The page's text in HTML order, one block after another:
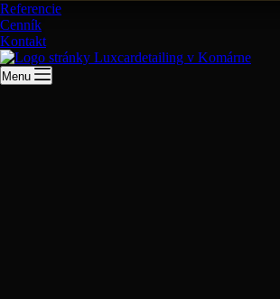
Referencie
Cenník
Kontakt
Menu